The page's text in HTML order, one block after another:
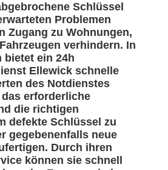
Schlüssel
Problemen
Zugang zu Wohnungen,
verhindern. In
bietet ein 24h
Ellewick schnelle
des Notdienstes
erforderliche
die richtigen
defekte Schlüssel zu
gegebenenfalls neue
Durch ihren
können sie schnell